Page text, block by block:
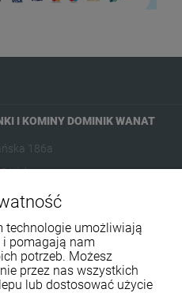
I KOMINY DOMINIK WANAT
186a
Kielce
technologie umożliwiają
i pomagają nam
potrzeb. Możesz
przez nas wszystkich
lub dostosować użycie